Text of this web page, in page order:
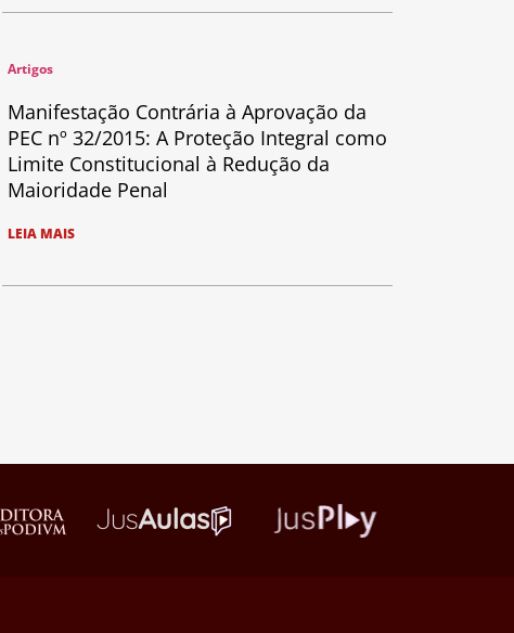
Artigos
Manifestação Contrária à Aprovação da
PEC nº 32/2015: A Proteção Integral como
Limite Constitucional à Redução da
Maioridade Penal
LEIA MAIS